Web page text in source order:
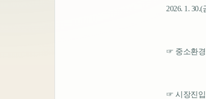
2026. 1.
☞ 중소환
☞ 시장진입